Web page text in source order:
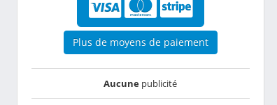
Plus de moyens de paiement
Aucune publicité